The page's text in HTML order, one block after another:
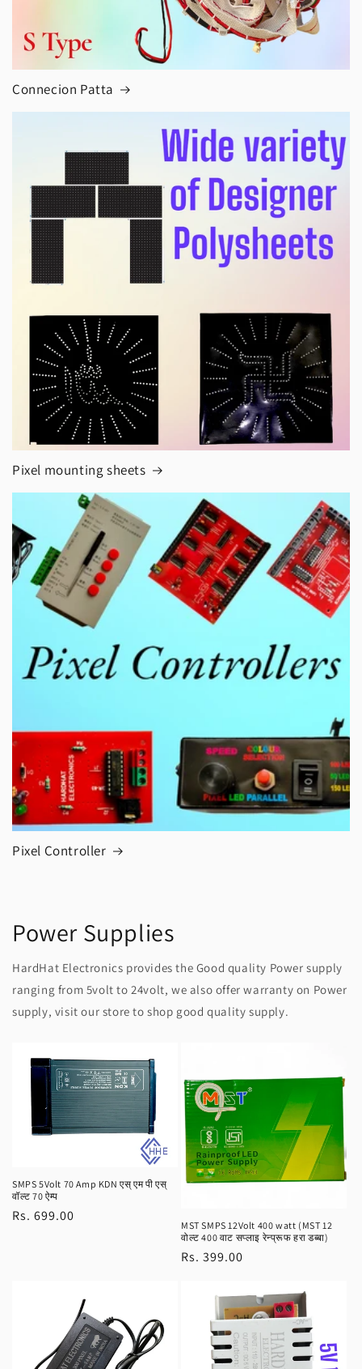
Connecion Patta
Pixel mounting sheets
Pixel Controller
Power Supplies
HardHat Electronics provides the Good quality Power supply
ranging from 5volt to 24volt, we also offer warranty on Power
supply, visit our store to shop good quality supply.
SMPS 5Volt 70 Amp KDN एस् एम पी एस्
वॉल्ट 70 ऐम्प
Regular
Rs. 699.00
MST SMPS 12Volt 400 watt (MST 12
वोल्ट 400 वाट सप्लाइ रेन्प्रूफ हरा डब्बा)
Regular
Rs. 399.00